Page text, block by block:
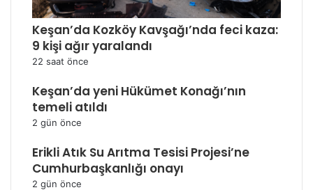
Keşan’da Kozköy Kavşağı’nda feci kaza:
9 kişi ağır yaralandı
22 saat önce
Keşan’da yeni Hükümet Konağı’nın
temeli atıldı
2 gün önce
Erikli Atık Su Arıtma Tesisi Projesi’ne
Cumhurbaşkanlığı onayı
2 gün önce